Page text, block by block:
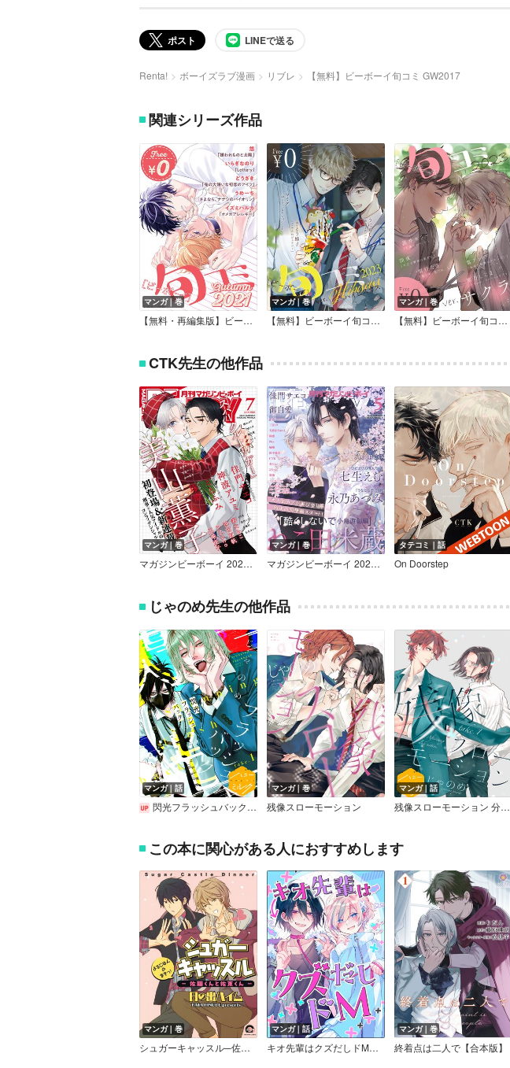
ポスト LINEで送る
Renta! ボーイズラブ漫画 リブレ 【無料】ビーボーイ旬コミ GW2017
関連シリーズ作品
マンガ｜巻
【無料・再編集版】ビーボーイ旬コミ Autumn2021
マンガ｜巻
【無料】ビーボーイ旬コミ 2023ver.ハイビスカス
マンガ｜巻
【無料】ビーボーイ旬コミ 2023ver.サクラ
CTK先生の他作品
マンガ｜巻
マガジンビーボーイ 2026年7月号
マンガ｜巻
マガジンビーボーイ 2026年5月号
タテコミ｜話
On Doorstep
じゃのめ先生の他作品
マンガ｜話
閃光フラッシュバック 分冊版
マンガ｜巻
残像スローモーション
マンガ｜話
残像スローモーション 分冊版
この本に関心がある人におすすめします
マンガ｜巻
シュガーキャッスル─佐藤くんと佐東くん─ よるごはんのまきっ！
マンガ｜話
キオ先輩はクズだしドM（単話版）
マンガ｜巻
終着点は二人で【合本版】